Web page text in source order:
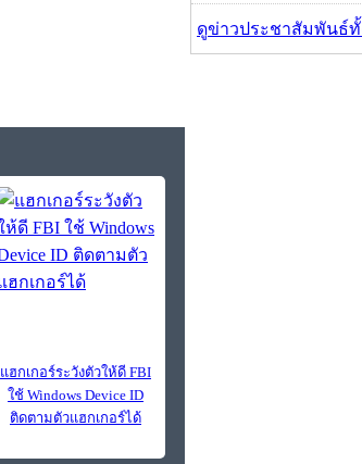
แฮกเกอร์ระวังตัวให้ดี FBI
ใช้ Windows Device ID
ติดตามตัวแฮกเกอร์ได้
ดูข่าวประชาสัมพันธ์